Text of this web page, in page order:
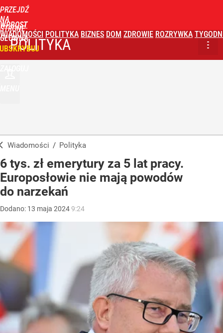
PRZEJDŹ
NA
STRONĘ
GŁÓWNĄ
WPROST
WIADOMOŚCI POLITYKA BIZNES DOM ZDROWIE ROZRYWKA
POLITYKA
Wiadomości / Polityka
6 tys. zł emerytury za 5 lat pracy.
Europosłowie nie mają powodów
do narzekań
Dodano: 13 maja 20249:24